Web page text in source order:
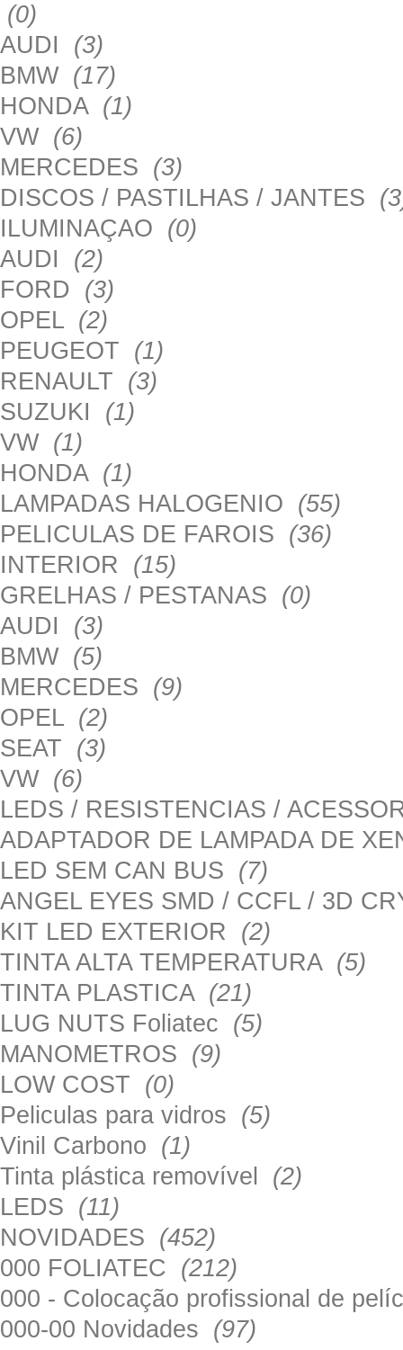
(0)
AUDI (3)
BMW (17)
HONDA (1)
VW (6)
MERCEDES (3)
DISCOS / PASTILHAS / JANTES
ILUMINAÇAO (0)
AUDI (2)
FORD (3)
OPEL (2)
PEUGEOT (1)
RENAULT (3)
SUZUKI (1)
VW (1)
HONDA (1)
LAMPADAS HALOGENIO (55)
PELICULAS DE FAROIS (36)
INTERIOR (15)
GRELHAS / PESTANAS (0)
AUDI (3)
BMW (5)
MERCEDES (9)
OPEL (2)
SEAT (3)
VW (6)
LEDS / RESISTENCIAS /
ADAPTADOR DE LAMPADA DE
LED SEM CAN BUS (7)
ANGEL EYES SMD / CCFL / 3D
KIT LED EXTERIOR (2)
TINTA ALTA TEMPERATURA (5)
TINTA PLASTICA (21)
LUG NUTS Foliatec (5)
MANOMETROS (9)
LOW COST (0)
Peliculas para vidros (5)
Vinil Carbono (1)
Tinta plástica removível (2)
LEDS (11)
NOVIDADES (452)
000 FOLIATEC (212)
000 - Colocação profissional de
000-00 Novidades (97)